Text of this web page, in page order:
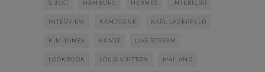
GUCCI HAMBURG HERMÈS INTERIEUR
INTERVIEW KAMPAGNE KARL LAGERFELD
KIM JONES KUNST LIVE STREAM
LOOKBOOK LOUIS VUITTON MAILAND